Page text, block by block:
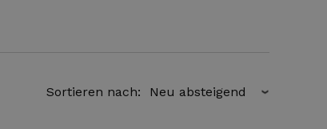
Sortieren nach: ›